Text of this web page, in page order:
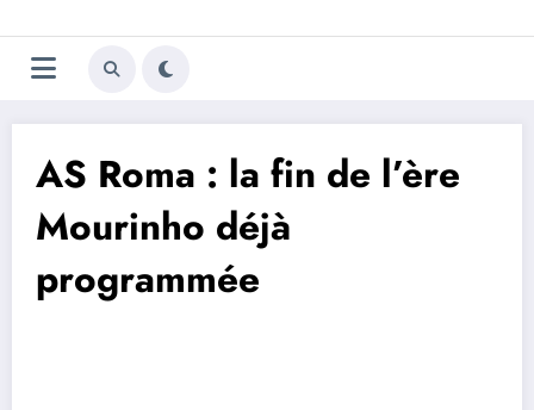
au
contenu
Trivela
L'actualité du football
AS Roma : la fin de l’ère
Mourinho déjà
programmée